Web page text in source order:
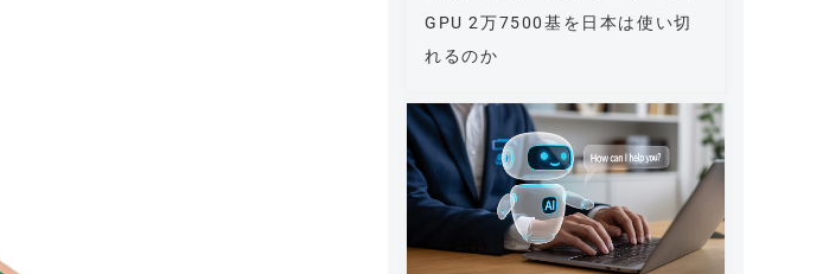
GPU 2万7500基を日本は使い切
れるのか